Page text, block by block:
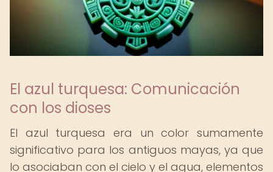
El azul turquesa: Comunicación
con los dioses
El azul turquesa era un color sumamente
significativo para los antiguos mayas, ya que
lo asociaban con el cielo y el agua, elementos